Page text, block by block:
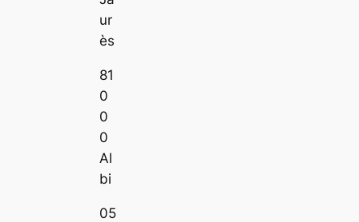
ur
ès
81
0
0
0
Al
bi
05